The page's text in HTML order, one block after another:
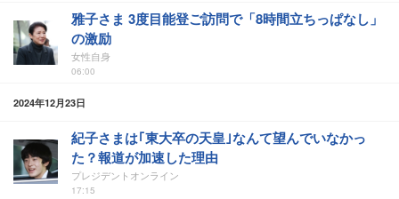
雅子さま 3度目能登ご訪問で「8時間立ちっぱなし」
の激励
女性自身
06:00
2024年12月23日
紀子さまは｢東大卒の天皇｣なんて望んでいなかっ
た？報道が加速した理由
プレジデントオンライン
17:15